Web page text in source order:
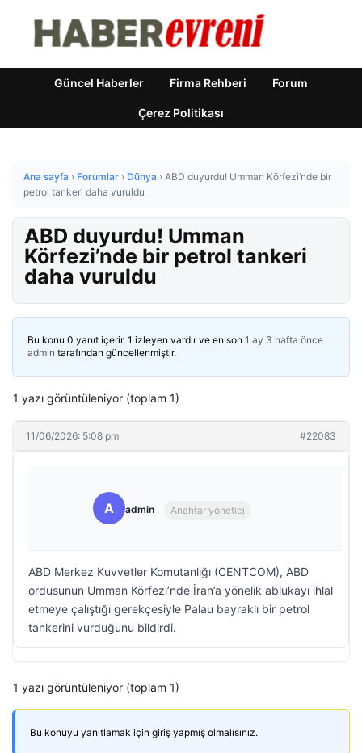
Güncel Haberler Firma Rehberi Forum
Çerez Politikası
Ana sayfa › Forumlar › Dünya › ABD duyurdu! Umman Körfezi’nde bir
petrol tankeri daha vuruldu
ABD duyurdu! Umman
Körfezi’nde bir petrol tankeri
daha vuruldu
Bu konu 0 yanıt içerir, 1 izleyen vardır ve en son 1 ay 3 hafta önce
admin tarafından güncellenmiştir.
1 yazı görüntüleniyor (toplam 1)
11/06/2026: 5:08 pm #22083
A admin Anahtar yönetici
ABD Merkez Kuvvetler Komutanlığı (CENTCOM), ABD
ordusunun Umman Körfezi’nde İran’a yönelik ablukayı ihlal
etmeye çalıştığı gerekçesiyle Palau bayraklı bir petrol
tankerini vurduğunu bildirdi.
1 yazı görüntüleniyor (toplam 1)
Bu konuyu yanıtlamak için giriş yapmış olmalısınız.